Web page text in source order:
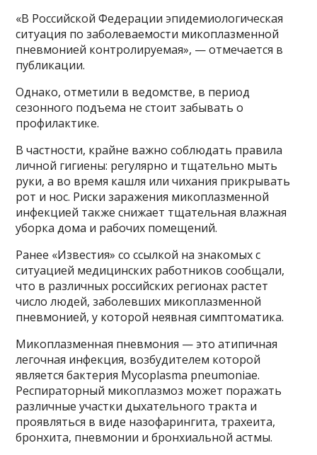
«В Российской Федерации эпидемиологическая
ситуация по заболеваемости микоплазменной
пневмонией контролируемая», — отмечается в
публикации.
Однако, отметили в ведомстве, в период
сезонного подъема не стоит забывать о
профилактике.
В частности, крайне важно соблюдать правила
личной гигиены: регулярно и тщательно мыть
руки, а во время кашля или чихания прикрывать
рот и нос. Риски заражения микоплазменной
инфекцией также снижает тщательная влажная
уборка дома и рабочих помещений.
Ранее «Известия» со ссылкой на знакомых с
ситуацией медицинских работников сообщали,
что в различных российских регионах растет
число людей, заболевших микоплазменной
пневмонией, у которой неявная симптоматика.
Микоплазменная пневмония — это атипичная
легочная инфекция, возбудителем которой
является бактерия Мycoplasma pneumoniae.
Респираторный микоплазмоз может поражать
различные участки дыхательного тракта и
проявляться в виде назофарингита, трахеита,
бронхита, пневмонии и бронхиальной астмы.